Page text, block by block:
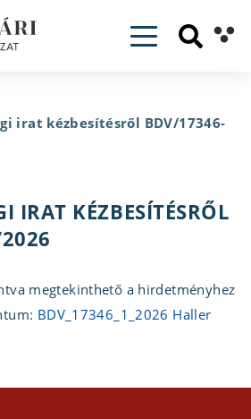
Toggle
irat kézbesítésről BDV/17346-
IRAT KÉZBESÍTÉSRŐL
megtekinthető a hirdetményhez
BDV_17346_1_2026 Haller